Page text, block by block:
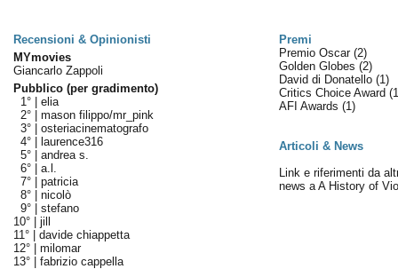
Recensioni & Opinionisti
Premi
MYmovies
Giancarlo Zappoli
Pubblico (per gradimento)
1° | elia
2° | mason filippo/mr_pink
3° | osteriacinematografo
4° |
laurence316
5° | andrea s.
6° | a.l.
7° | patricia
8° | nicolò
9° | stefano
10° | jill
11° | davide chiappetta
12° | milomar
13° | fabrizio cappella
Premio Oscar (2)
Golden Globes (2)
David di Donatello (1)
Critics Choice Award
AFI Awards (1)
Articoli & News
Link e riferimenti da
news a A History of